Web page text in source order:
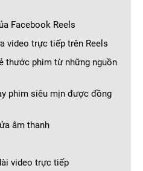
Facebook Reels
video trực tiếp trên Reels
thước phim từ những nguồn
phim siêu mịn được đồng
âm thanh
video trực tiếp